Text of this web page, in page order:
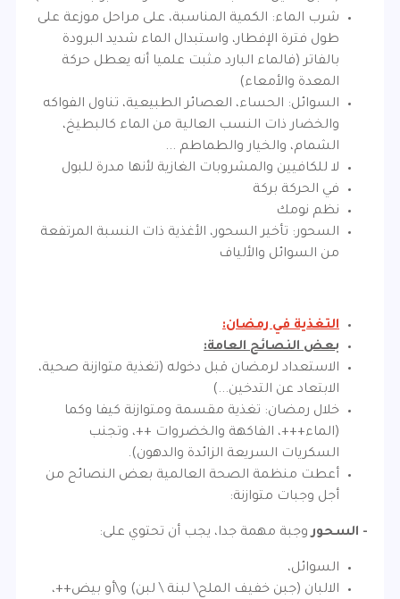
شرب الماء: الكمية المناسبة، على مراحل موزعة على
طول فترة الإفطار، واستبدال الماء شديد البرودة
بالفاتر (فالماء البارد مثبت علميا أنه يعطل حركة
المعدة والأمعاء)
السوائل: الحساء، العصائر الطبيعية، تناول الفواكه
والخضار ذات النسب العالية من الماء كالبطيخ،
الشمام، والخيار والطماطم ...
لا للكافيين والمشروبات الغازية لأنها مدرة للبول
في الحركة بركة
نظم نومك
السحور: تأخير السحور، الأغذية ذات النسبة المرتفعة
من السوائل والألياف
التغذية في رمضان:
بعض النصائح العامة:
الاستعداد لرمضان قبل دخوله (تغذية متوازنة صحية،
الابتعاد عن التدخين...)
خلال رمضان: تغذية مقسمة ومتوازنة كيفا وكما
(الماء+++، الفاكهة والخضروات ++، وتجنب
السكريات السريعة الزائدة والدهون).
أعطت منظمة الصحة العالمية بعض النصائح من
أجل وجبات متوازنة:
- السحوروجبة مهمة جدا، يجب أن تحتوي على:
السوائل،
الالبان (جبن خفيف الملح\ لبنة \ لبن) و\أو بيض++،